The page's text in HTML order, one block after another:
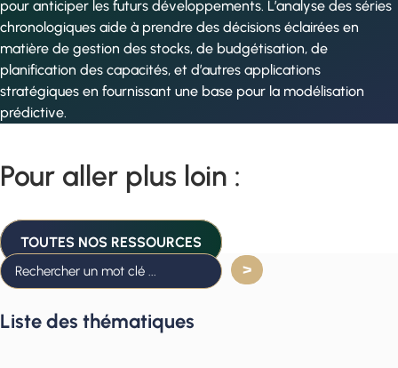
pour anticiper les futurs développements. L’analyse des séries
chronologiques aide à prendre des décisions éclairées en
matière de gestion des stocks, de budgétisation, de
planification des capacités, et d’autres applications
stratégiques en fournissant une base pour la modélisation
prédictive.
Pour aller plus loin :
TOUTES NOS RESSOURCES
Liste des thématiques